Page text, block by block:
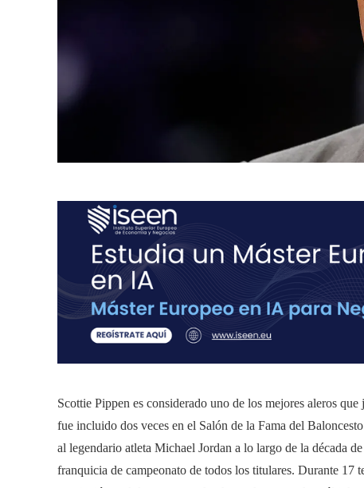
Scottie Pippen es considerado uno de los mejores aleros
fue incluido dos veces en el Salón de la Fama del
al legendario atleta Michael Jordan a lo largo de la década
franquicia de campeonato de todos los titulares. Durante